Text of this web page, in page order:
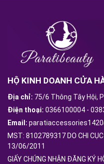
HỘ KINH DOANH CỬA
Địa chỉ: 75/6 Thông Tây Hội,
Điện thoại: 0366100004 -
Email:
MST: 8102789317 DO CHI
13/06/2011
GIẤY CHỨNG NHẬN ĐĂNG KÝ